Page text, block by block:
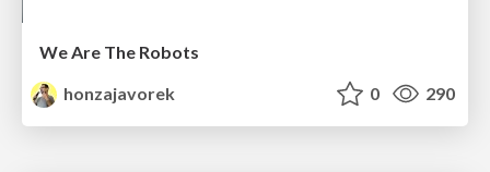
We Are The Robots
honzajavorek
0 290